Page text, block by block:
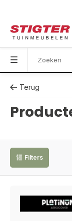
Terug
Filters